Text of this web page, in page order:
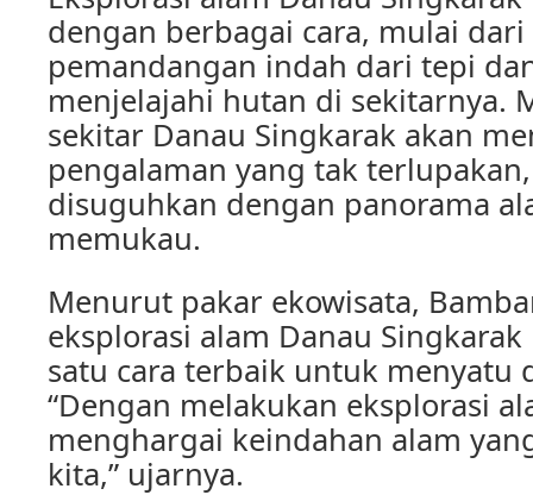
dengan berbagai cara, mulai
pemandangan indah dari tepi
menjelajahi hutan di sekitarnya.
sekitar Danau Singkarak akan
pengalaman yang tak
disuguhkan dengan panorama
memukau.
Menurut pakar ekowisata,
eksplorasi alam Danau
satu cara terbaik untuk menyatu
“Dengan melakukan eksplorasi
menghargai keindahan alam
kita,” ujarnya.